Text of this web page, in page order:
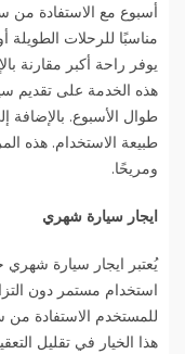
أسبوع مع الاستفادة من
مناسبًا للرحلات الطويلة
يوفر راحة أكبر مقارنة
هذه الخدمة على تقديم
طوال الأسبوع. بالإضافة
طبيعة الاستخدام. هذه
ومريحًا.
ايجار سيارة شهري
يُعتبر ايجار سيارة شهري
استخدام مستمر دون
للمستخدم الاستفادة من
هذا الخيار في تقليل